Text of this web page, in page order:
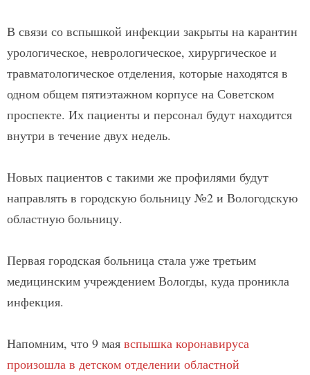
В связи со вспышкой инфекции закрыты на карантин
урологическое, неврологическое, хирургическое и
травматологическое отделения, которые находятся в
одном общем пятиэтажном корпусе на Советском
проспекте. Их пациенты и персонал будут находится
внутри в течение двух недель.
Новых пациентов с такими же профилями будут
направлять в городскую больницу №2 и Вологодскую
областную больницу.
Первая городская больница стала уже третьим
медицинским учреждением Вологды, куда проникла
инфекция.
Напомним, что 9 мая вспышка коронавируса
произошла в детском отделении областной